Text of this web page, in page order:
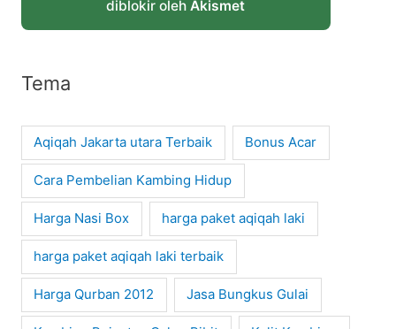
diblokir olehAkismet
Tema
Aqiqah Jakarta utara Terbaik Bonus Acar
Cara Pembelian Kambing Hidup
Harga Nasi Box harga paket aqiqah laki
harga paket aqiqah laki terbaik
Harga Qurban 2012 Jasa Bungkus Gulai